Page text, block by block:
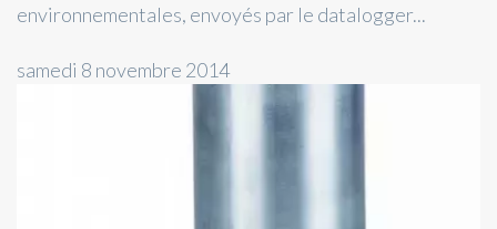
environnementales, envoyés par le datalogger...
samedi 8 novembre 2014